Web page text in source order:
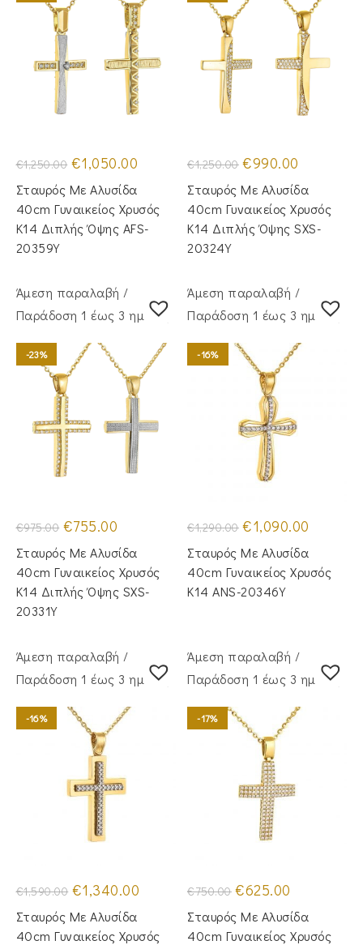
€1,250.00 Original
price
was:
€1,250.00.
€1,050.00
€1,050.00.
Σταυρός Με Αλυσίδα
40cm Γυναικείος Χρυσός
Κ14 Διπλής Όψης AFS-
20359Y
€1,250.00 Original
price
was:
€1,250.00.
€990.00
τιμή
είναι:
€990.00.
Σταυρός Με Αλυσίδα
40cm Γυναικείος Χρυσός
Κ14 Διπλής Όψης SXS-
20324Y
Άμεση παραλαβή /
Παράδoση 1 έως 3 ημέρες
-23%
€975.00 Original
price
was:
€975.00.
€755.00
τιμή
είναι:
€755.00.
Σταυρός Με Αλυσίδα
40cm Γυναικείος Χρυσός
Κ14 Διπλής Όψης SXS-
20331Y
Άμεση παραλαβή /
Παράδoση 1 έως 3 ημέρες
-16%
€1,290.00 Original
price
was:
€1,290.00.
€1,090.00
είναι:
€1,090.00.
Σταυρός Mε Aλυσίδα
40cm Γυναικείος Χρυσός
Κ14 ANS-20346Y
Άμεση παραλαβή /
Παράδoση 1 έως 3 ημέρες
-16%
€1,590.00 Original
price
was:
€1,590.00.
€1,340.00 τρέχουσα
€1,340.00.
Σταυρός Με Αλυσίδα
40cm Γυναικείος Χρυσός
Άμεση παραλαβή /
Παράδoση 1 έως 3 ημέρες
-17%
€750.00 Original
price
was:
€750.00.
€625.00
τιμή
είναι:
€625.00.
Σταυρός Με Αλυσίδα
40cm Γυναικείος Χρυσός